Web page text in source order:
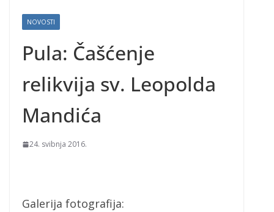
NOVOSTI
Pula: Čašćenje
relikvija sv. Leopolda
Mandića
24. svibnja 2016.
Galerija fotografija: